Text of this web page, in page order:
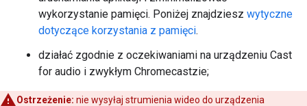
wykorzystanie pamięci. Poniżej znajdziesz wytyczne
dotyczące korzystania z pamięci.
działać zgodnie z oczekiwaniami na urządzeniu Cast
for audio i zwykłym Chromecastzie;
Ostrzeżenie: nie wysyłaj strumienia wideo do urządzenia